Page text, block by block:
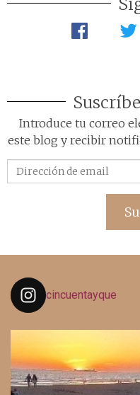
Introduce tu correo
este blog y recibir
cincuentayque